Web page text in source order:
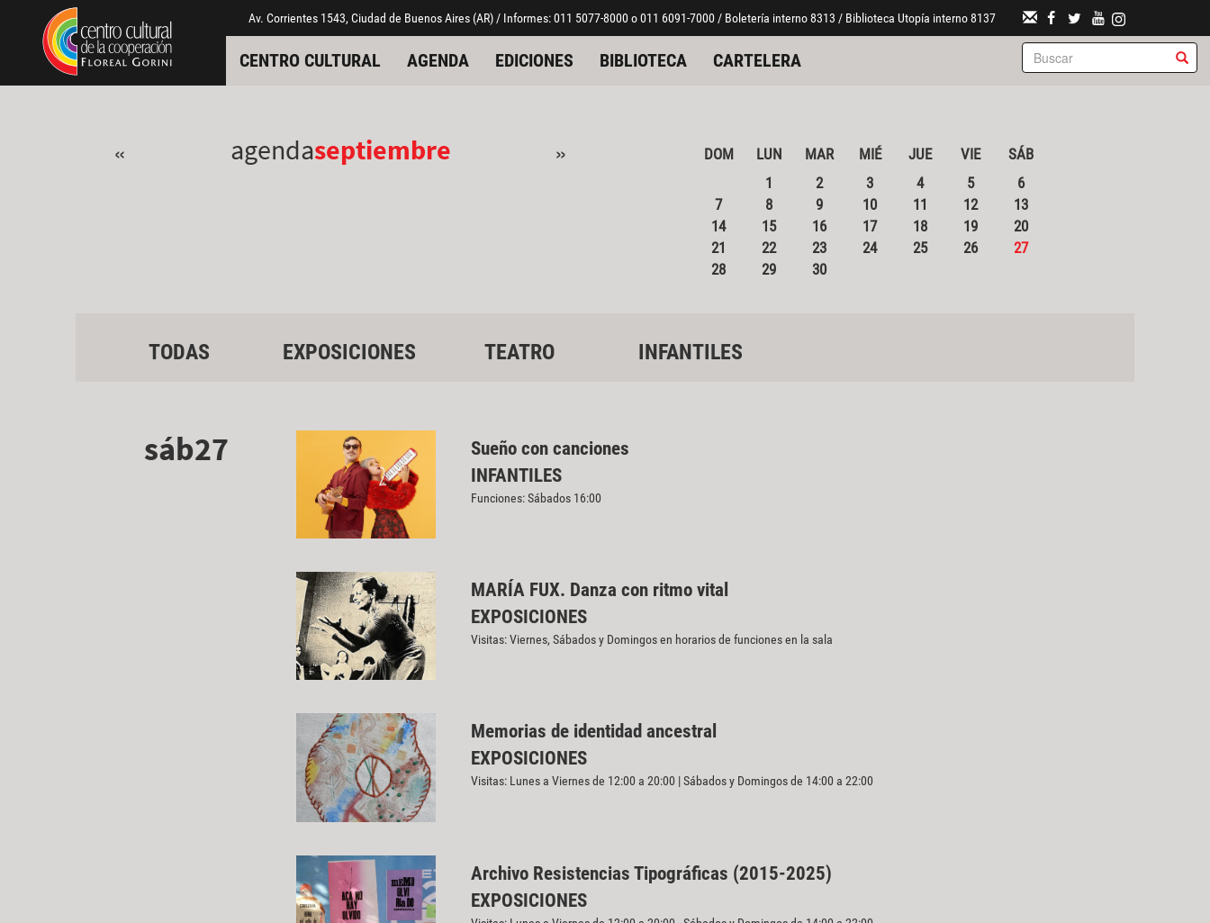
Pasar al contenido principal
Jump to main content Av. Corrientes 1543, Ciudad de Buenos Aires (AR) / Informes: 011 5077-8000 o 011 6091-7000 / Boletería interno 8313 / Biblioteca Utopía interno 8137
CENTRO CULTURAL AGENDA EDICIONES BIBLIOTECA CARTELERA
« agendaseptiembre » DOM LUN MAR MIÉ JUE VIE
SÁB
1
2 3 4 5
6
7
8 9 10 11 12
13
14
15 16 17 18 19
20
21
22 23 24 25 26
27
28
29 30
TODAS EXPOSICIONES TEATRO INFANTILES
sáb27
Sueño con canciones
INFANTILES
Funciones: Sábados 16:00
MARÍA FUX. Danza con ritmo vital
EXPOSICIONES
Visitas: Viernes, Sábados y Domingos en horarios de funciones en la sala
Memorias de identidad ancestral
EXPOSICIONES
Visitas: Lunes a Viernes de 12:00 a 20:00 | Sábados y Domingos de 14:00 a 22:00
Archivo Resistencias Tipográficas (2015-2025)
EXPOSICIONES